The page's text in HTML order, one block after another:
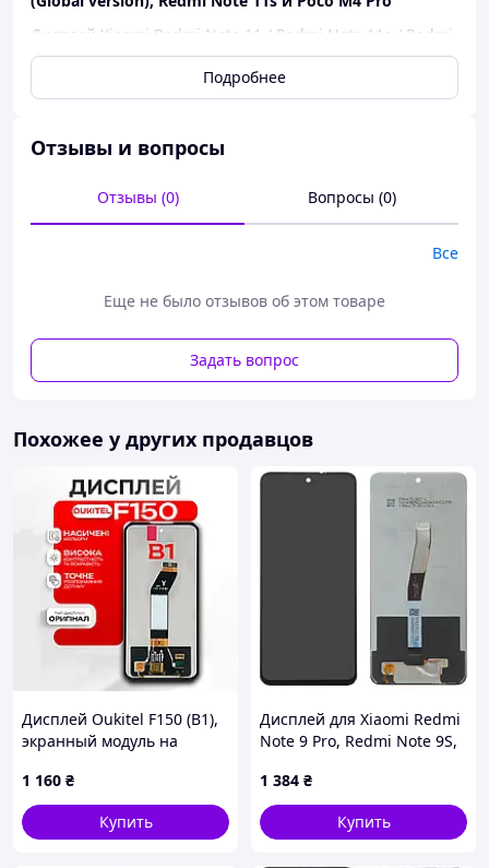
Дисплей Xiaomi Redmi Note 11 / Redmi Note 11s / Redmi
Note 12s / Poco M4 Pro 4G с сенсором (IPS, оригинал
Redmi Note 11 (Global version), Redmi Note 11s или Poco
IPS, обеспечивающей яркие и четкие цвета, а также
широкие углы обзора.
Дисплей Xiaomi Redmi Note 11 (Global version) / Redmi
экономичным вариантом, сохраняя при этом основные
сможете наслаждаться качественным изображением и
отзывчивостью сенсорного экрана на вашем
смартфоне.
предоставляем гарантию в течение 180 дней. Вы
данной запчасти.
Подробнее
Отзывы и вопросы
Отзывы (0) Вопросы (0)
Все
Еще не было отзывов об этом товаре
Задать вопрос
Похожее у других продавцов
Дисплей Oukitel F150 (B1),
экранный модуль на
1 160 ₴
Купить
Дисплей для Xiaomi Redmi
Note 9 Pro, Redmi Note 9S,
Original (PRC), M2003J6B2G,
M2003J6A1G
1 384 ₴
Купить